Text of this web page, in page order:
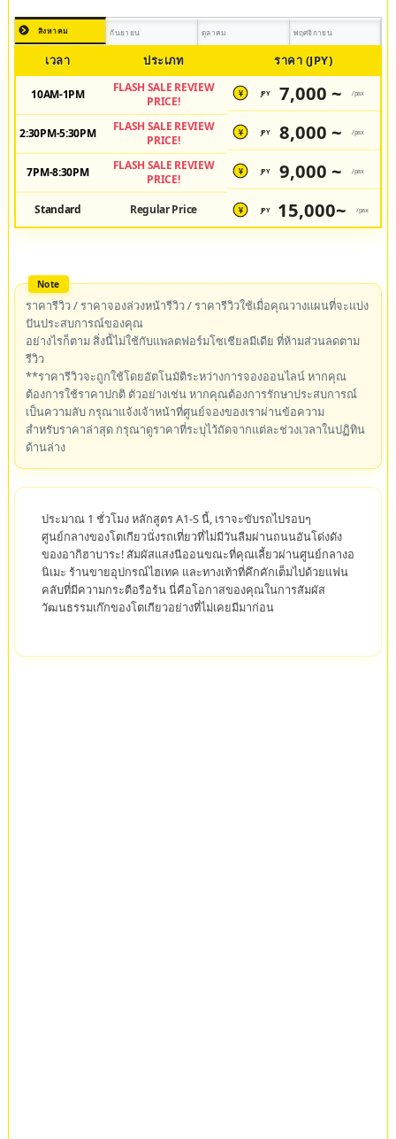
สิงหาคม กันยายน ตุลาคม พฤศจิกายน
เวลา ประเภท ราคา (JPY)
10AM-1PM
FLASH SALE REVIEW
PRICE!
¥ JPY 7,000 ~ /pax
2:30PM-5:30PM
FLASH SALE REVIEW
PRICE!
¥ JPY 8,000 ~ /pax
7PM-8:30PM
FLASH SALE REVIEW
PRICE!
¥ JPY 9,000 ~ /pax
Standard Regular Price ¥ JPY 15,000~ /pax
ราคารีวิว / ราคาจองล่วงหน้ารีวิว / ราคารีวิวใช้เมื่อคุณวางแผนที่จะแบ่ง
ปันประสบการณ์ของคุณ
อย่างไรก็ตาม สิ่งนี้ไม่ใช้กับแพลตฟอร์มโซเชียลมีเดีย ที่ห้ามส่วนลดตาม
รีวิว
**ราคารีวิวจะถูกใช้โดยอัตโนมัติระหว่างการจองออนไลน์ หากคุณ
ต้องการใช้ราคาปกติ ตัวอย่างเช่น หากคุณต้องการรักษาประสบการณ์
เป็นความลับ กรุณาแจ้งเจ้าหน้าที่ศูนย์จองของเราผ่านข้อความ
สำหรับราคาล่าสุด กรุณาดูราคาที่ระบุไว้ถัดจากแต่ละช่วงเวลาในปฏิทิน
ด้านล่าง
ประมาณ 1 ชั่วโมง หลักสูตร A1-S นี้, เราจะขับรถไปรอบๆ
ศูนย์กลางของโตเกียวนั่งรถเที่ยวที่ไม่มีวันลืมผ่านถนนอันโด่งดัง
ของอากิฮาบาระ! สัมผัสแสงนีออนขณะที่คุณเลี้ยวผ่านศูนย์กลางอ
นิเมะ ร้านขายอุปกรณ์ไฮเทค และทางเท้าที่คึกคักเต็มไปด้วยแฟน
คลับที่มีความกระตือรือร้น นี่คือโอกาสของคุณในการสัมผัส
วัฒนธรรมเก๊กของโตเกียวอย่างที่ไม่เคยมีมาก่อน